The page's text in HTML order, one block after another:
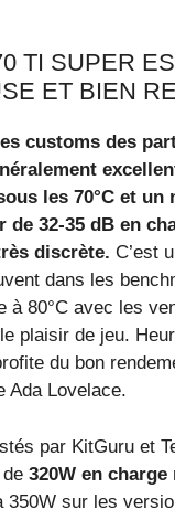
TI SUPER
ET BIEN
customs des
les 70°C et un
de 32-35 dB en
discrète. C’est
dans les
à 80°C avec les
plaisir de jeu.
du bon
Ada Lovelace.
par KitGuru et
320W en charge
350W sur les